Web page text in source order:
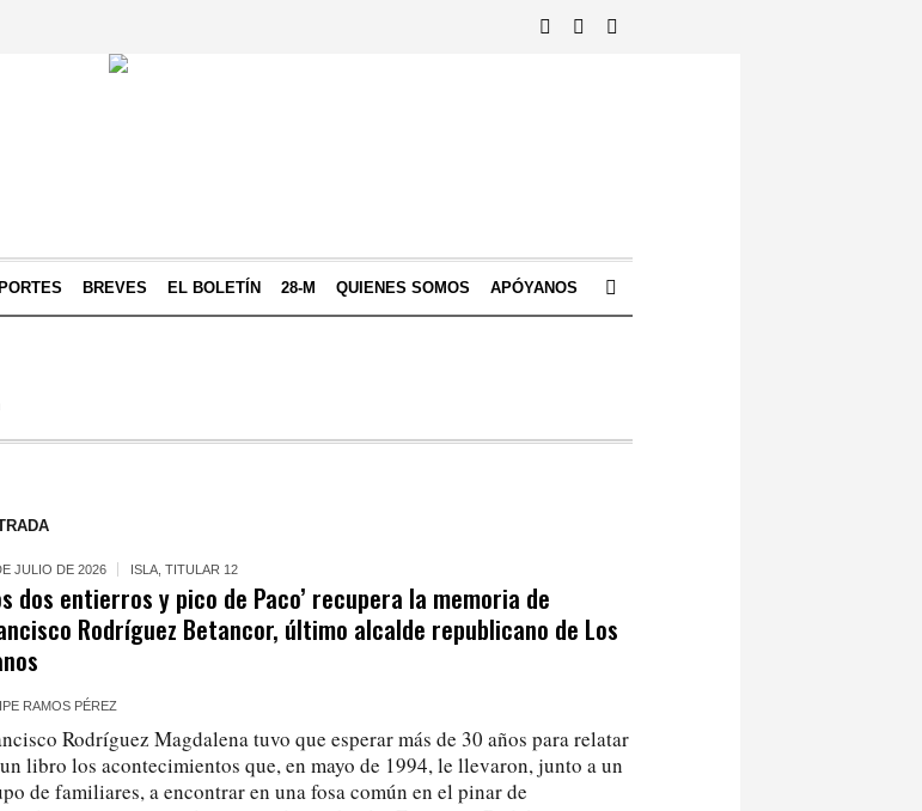
BREVES EL BOLETÍN 28-M QUIENES SOMOS APÓYANOS
JULIO DE 2026 ISLA ,TITULAR 12
dos entierros y pico de Paco’ recupera la memoria de
Rodríguez Betancor, último alcalde republicano de Los
RAMOS PÉREZ
Rodríguez Magdalena tuvo que esperar más de 30 años para relatar
libro los acontecimientos que, en mayo de 1994, le llevaron, junto a un
de familiares, a encontrar en una fosa común en el pinar de